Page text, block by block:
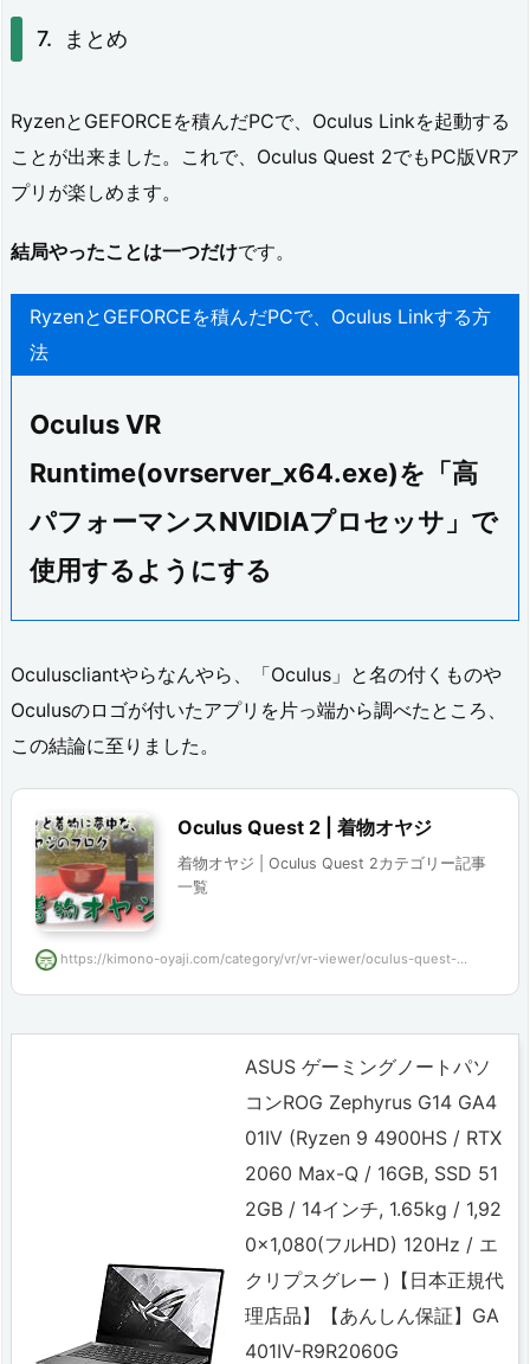
まとめ
RyzenとGEFORCEを積んだPCで、Oculus Linkを起動する
ことが出来ました。これで、Oculus Quest 2でもPC版VRア
プリが楽しめます。
結局やったことは一つだけです。
RyzenとGEFORCEを積んだPCで、Oculus Linkする方
法
Oculus VR
Runtime(ovrserver_x64.exe)を「高
パフォーマンスNVIDIAプロセッサ」で
使用するようにする
Oculuscliantやらなんやら、「Oculus」と名の付くものや
Oculusのロゴが付いたアプリを片っ端から調べたところ、
この結論に至りました。
Oculus Quest 2 | 着物オヤジ
着物オヤジ | Oculus Quest 2カテゴリー記事
一覧
https://kimono-oyaji.com/category/vr/vr-viewer/oculus-quest-...
ASUS ゲーミングノートパソ
コンROG Zephyrus G14 GA4
01IV (Ryzen 9 4900HS / RTX
2060 Max-Q / 16GB, SSD 51
2GB / 14インチ, 1.65kg / 1,92
0×1,080(フルHD) 120Hz / エ
クリプスグレー )【日本正規代
理店品】【あんしん保証】GA
401IV-R9R2060G